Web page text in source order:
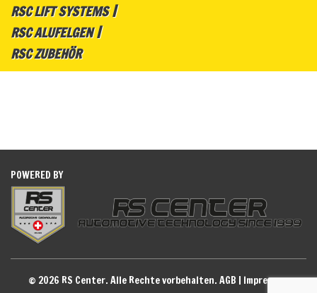
RSC LIFT SYSTEMS
RSC ALUFELGEN
RSC ZUBEHÖR
POWERED BY
© 2026 RS Center. Alle Rechte vorbehalten. AGB | Impressum